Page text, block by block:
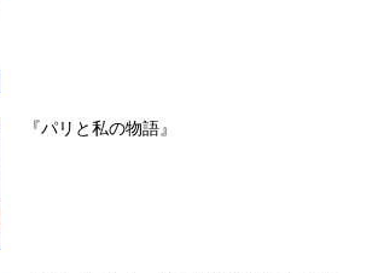
『パリと私の物語』